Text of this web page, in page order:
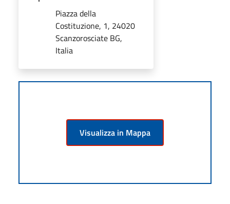
Piazza della
Costituzione, 1, 24020
Scanzorosciate BG,
Italia
Visualizza in Mappa